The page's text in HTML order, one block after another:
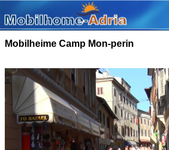
Mobilheime Camp Mon-perin